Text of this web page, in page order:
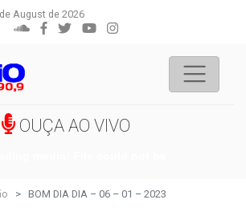
August de 2026
OUÇA AO VIVO
BOM DIA DIA – 06 – 01 – 2023